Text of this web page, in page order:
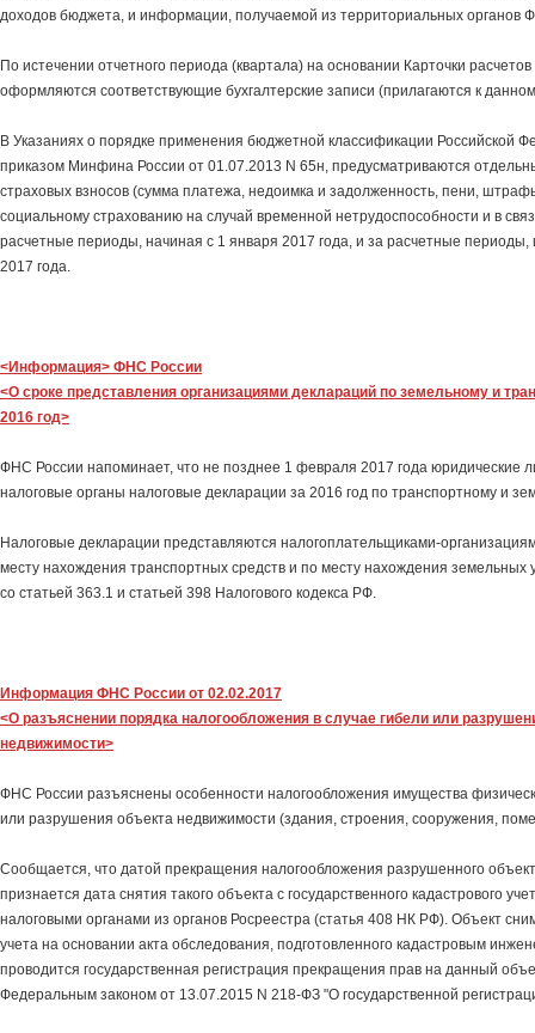
доходов бюджета, и информации, получаемой из территориальных органов
По истечении отчетного периода (квартала) на основании Карточки
оформляются соответствующие бухгалтерские записи (прилагаются к
В Указаниях о порядке применения бюджетной классификации Российской
приказом Минфина России от 01.07.2013 N 65н, предусматриваются
страховых взносов (сумма платежа, недоимка и задолженность, пени,
социальному страхованию на случай временной нетрудоспособности и в
расчетные периоды, начиная с 1 января 2017 года, и за расчетные периоды,
2017 года.
<Информация> ФНС России
<О сроке представления организациями деклараций по земельному и
2016 год>
ФНС России напоминает, что не позднее 1 февраля 2017 года юридические
налоговые органы налоговые декларации за 2016 год по транспортному и
Налоговые декларации представляются налогоплательщиками-
месту нахождения транспортных средств и по месту нахождения земельных
со статьей 363.1 и статьей 398 Налогового кодекса РФ.
Информация ФНС России от 02.02.2017
<О разъяснении порядка налогообложения в случае гибели или
недвижимости>
ФНС России разъяснены особенности налогообложения имущества
или разрушения объекта недвижимости (здания, строения, сооружения,
Сообщается, что датой прекращения налогообложения разрушенного
признается дата снятия такого объекта с государственного кадастрового
налоговыми органами из органов Росреестра (статья 408 НК РФ). Объект
учета на основании акта обследования, подготовленного кадастровым
проводится государственная регистрация прекращения прав на данный
Федеральным законом от 13.07.2015 N 218-ФЗ "О государственной